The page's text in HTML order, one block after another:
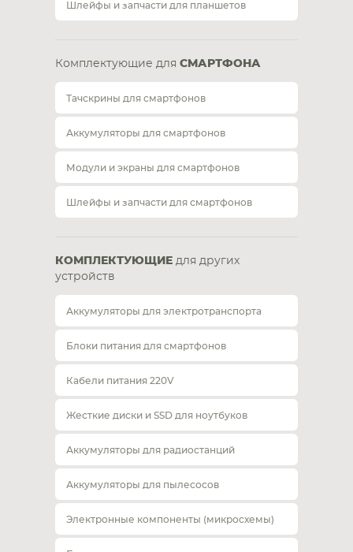
Шлейфы и запчасти для планшетов
Комплектующие для СМАРТФОНА
Тачскрины для смартфонов
Аккумуляторы для смартфонов
Модули и экраны для смартфонов
Шлейфы и запчасти для смартфонов
КОМПЛЕКТУЮЩИЕ для других
устройств
Аккумуляторы для электротранспорта
Блоки питания для смартфонов
Кабели питания 220V
Жесткие диски и SSD для ноутбуков
Аккумуляторы для радиостанций
Аккумуляторы для пылесосов
Электронные компоненты (микросхемы)